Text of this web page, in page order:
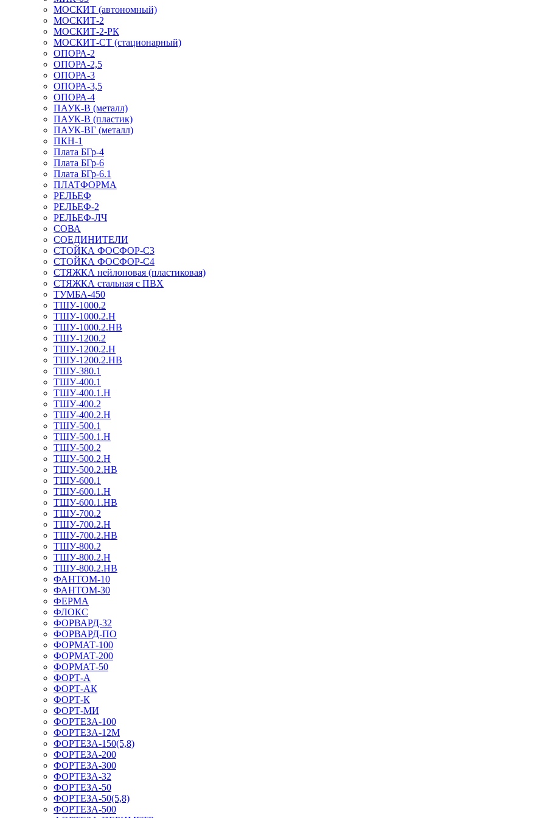
МОСКИТ (автономный)
МОСКИТ-2
МОСКИТ-2-РК
МОСКИТ-СТ (стационарный)
ОПОРА-2
ОПОРА-2,5
ОПОРА-3
ОПОРА-3,5
ОПОРА-4
ПАУК-В (металл)
ПАУК-В (пластик)
ПАУК-ВГ (металл)
ПКН-1
Плата БГр-4
Плата БГр-6
Плата БГр-6.1
ПЛАТФОРМА
РЕЛЬЕФ
РЕЛЬЕФ-2
РЕЛЬЕФ-ЛЧ
СОВА
СОЕДИНИТЕЛИ
СТОЙКА ФОСФОР-С3
СТОЙКА ФОСФОР-С4
СТЯЖКА нейлоновая (пластиковая)
СТЯЖКА стальная с ПВХ
ТУМБА-450
ТШУ-1000.2
ТШУ-1000.2.Н
ТШУ-1000.2.НВ
ТШУ-1200.2
ТШУ-1200.2.Н
ТШУ-1200.2.НВ
ТШУ-380.1
ТШУ-400.1
ТШУ-400.1.Н
ТШУ-400.2
ТШУ-400.2.Н
ТШУ-500.1
ТШУ-500.1.Н
ТШУ-500.2
ТШУ-500.2.Н
ТШУ-500.2.НВ
ТШУ-600.1
ТШУ-600.1.Н
ТШУ-600.1.НВ
ТШУ-700.2
ТШУ-700.2.Н
ТШУ-700.2.НВ
ТШУ-800.2
ТШУ-800.2.Н
ТШУ-800.2.НВ
ФАНТОМ-10
ФАНТОМ-30
ФЕРМА
ФЛОКС
ФОРВАРД-32
ФОРВАРД-ПО
ФОРМАТ-100
ФОРМАТ-200
ФОРМАТ-50
ФОРТ-А
ФОРТ-АК
ФОРТ-К
ФОРТ-МИ
ФОРТЕЗА-100
ФОРТЕЗА-12М
ФОРТЕЗА-150(5,8)
ФОРТЕЗА-200
ФОРТЕЗА-300
ФОРТЕЗА-32
ФОРТЕЗА-50
ФОРТЕЗА-50(5,8)
ФОРТЕЗА-500